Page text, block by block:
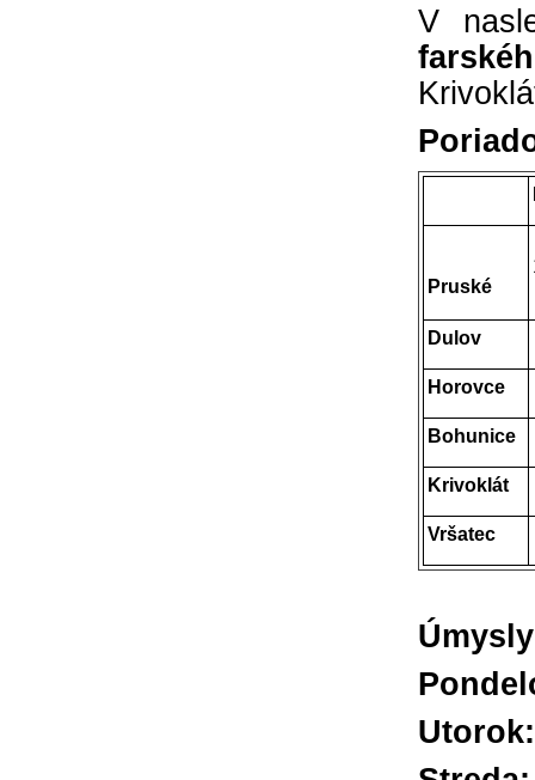
V
Pruské
Dulov
Horovce
Bohunice
Krivoklát
Vršatec